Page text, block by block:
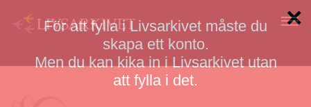
För att fylla i Livsarkivet måste du
skapa ett konto.
Men du kan kika in i Livsarkivet utan
att fylla i det.
×